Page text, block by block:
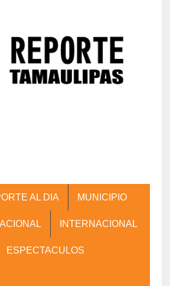
AL DIA MUNICIPIO
INTERNACIONAL
ESPECTACULOS